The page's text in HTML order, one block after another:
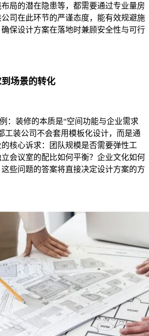
局的潜在隐患等，都需要通过专业量房
司在此环节的严谨态度，能有效规避施
保设计方案在落地时兼顾安全性与可行
场景的转化
：装修的本质是“空间功能与企业需求
工装公司不会套用模板化设计，而是通
核心诉求：团队规模是否需要弹性工
会议室的配比如何平衡？企业文化如何
些问题的答案将直接决定设计方案的方